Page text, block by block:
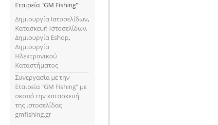
Εταιρεία "GM Fishing"
Δημιουργία Ιστοσελίδων,
Κατασκευή Ιστοσελίδων,
Δημιουργία Eshop,
Δημιουργία
Ηλεκτρονικού
Καταστήματος
Συνεργασία με την
Εταιρεία "GM Fishing" με
σκοπό την κατασκευή
της ιστοσελίδας
gmfishing.gr